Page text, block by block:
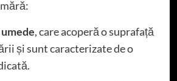
, care acoperă o suprafață
și sunt caracterizate de o